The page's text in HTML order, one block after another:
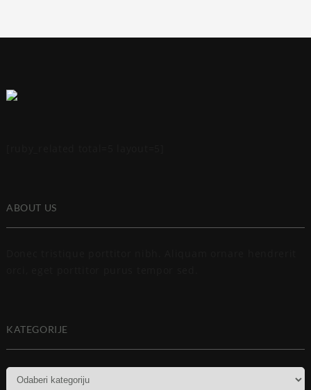
ABOUT US
KATEGORIJE
Kategorije